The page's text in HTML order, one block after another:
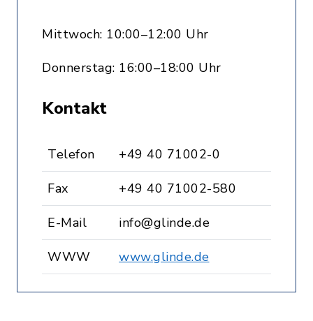
Mittwoch: 10:00–12:00 Uhr
Donnerstag: 16:00–18:00 Uhr
Kontakt
Telefon +49 40 71002-0
Fax +49 40 71002-580
E-Mail info@glinde.de
WWW www.glinde.de